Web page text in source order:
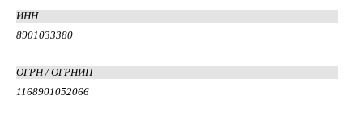
ИНН
8901033380
ОГРН / ОГРНИП
1168901052066